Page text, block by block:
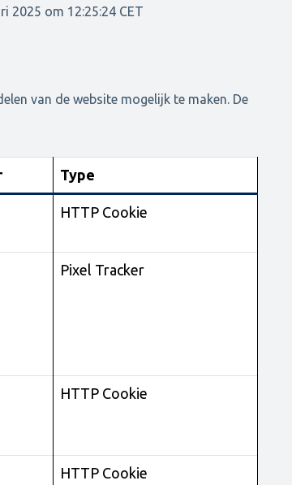
2025 om 12:25:24 CET
van de website mogelijk te maken. De
Type
HTTP Cookie
Pixel Tracker
HTTP Cookie
HTTP Cookie